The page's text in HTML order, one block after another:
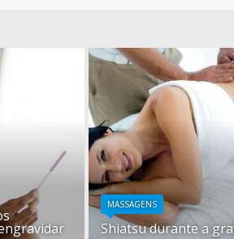
MASSAGENS
Shiatsu durante a